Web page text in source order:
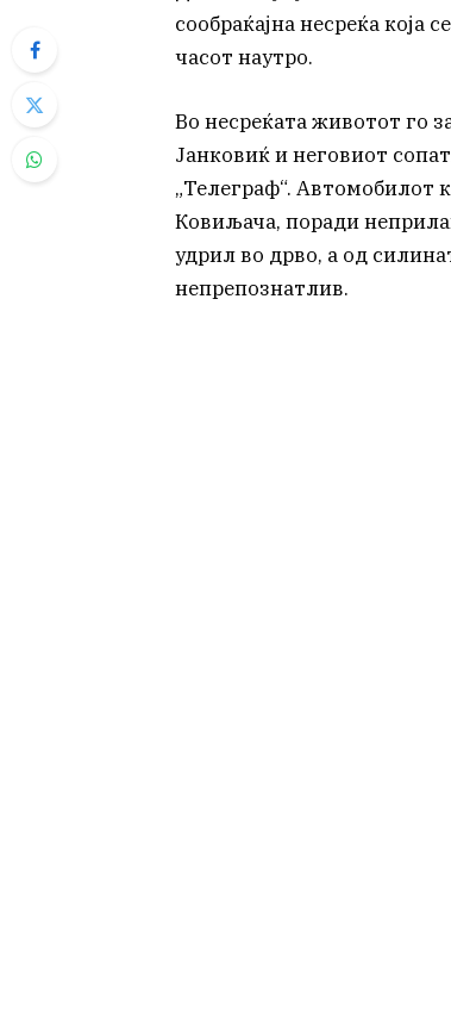
сообраќајна несреќа која
часот наутро.
Во несреќата животот го
Јанковиќ и неговиот
„Телеграф“. Автомобилот
Ковиљача, поради
удрил во дрво, а од
непрепознатлив.